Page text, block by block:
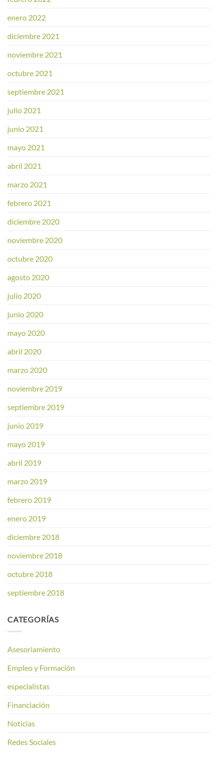
enero 2022
diciembre 2021
noviembre 2021
octubre 2021
septiembre 2021
julio 2021
junio 2021
mayo 2021
abril 2021
marzo 2021
febrero 2021
diciembre 2020
noviembre 2020
octubre 2020
agosto 2020
julio 2020
junio 2020
mayo 2020
abril 2020
marzo 2020
noviembre 2019
septiembre 2019
junio 2019
mayo 2019
abril 2019
marzo 2019
febrero 2019
enero 2019
diciembre 2018
noviembre 2018
octubre 2018
septiembre 2018
CATEGORÍAS
Asesoriamiento
Empleo y Formación
especialistas
Financiación
Noticias
Redes Sociales